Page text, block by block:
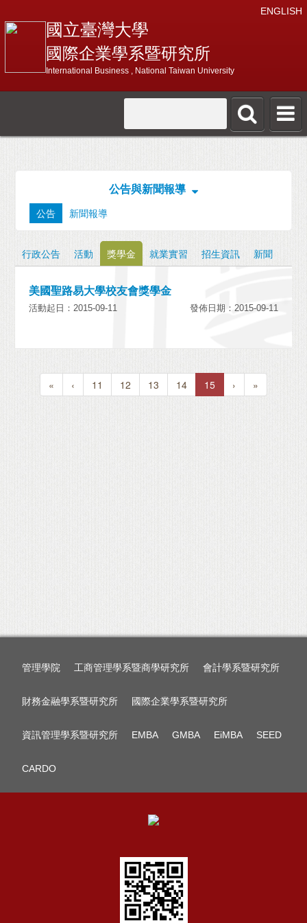
ENGLISH
國立臺灣大學
國際企業學系暨研究所
International Business , National Taiwan University
公告與新聞報導
公告 新聞報導
行政公告 活動 獎學金 就業實習 招生資訊 新聞
美國聖路易大學校友會獎學金
活動起日：2015-09-11 發佈日期：2015-09-11
« ‹ 11 12 13 14 15 › »
管理學院 工商管理學系暨商學研究所 會計學系暨研究所
財務金融學系暨研究所 國際企業學系暨研究所
資訊管理學系暨研究所 EMBA GMBA EiMBA SEED
CARDO